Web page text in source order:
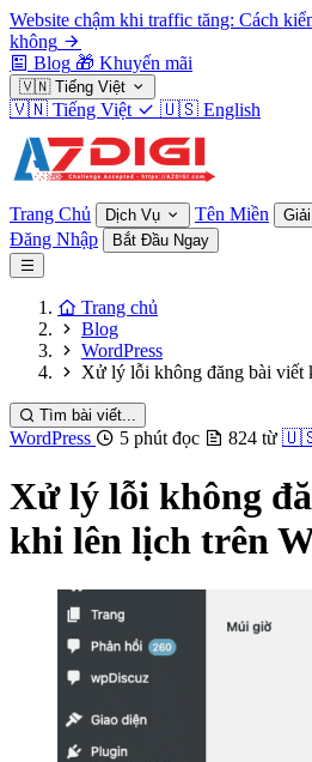
Website chậm khi traffic tăng: Cách
không
Blog 🎁 Khuyến mãi
🇻🇳 Tiếng Việt
🇻🇳 Tiếng Việt 🇺🇸 English
Trang Chủ Dịch Vụ Tên Miền
Đăng Nhập Bắt Đầu Ngay
Trang chủ
Blog
WordPress
Xử lý lỗi không đăng bài viết
Tìm bài viết...
WordPress 5 phút đọc 824 từ
Xử lý lỗi không
khi lên lịch trên